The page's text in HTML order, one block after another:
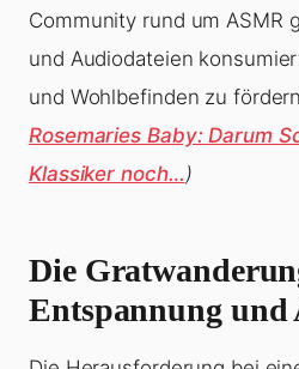
Community rund um ASMR
und Audiodateien
und Wohlbefinden zu
Rosemaries Baby: Darum
Klassiker noch…)
Die
Entspannung und